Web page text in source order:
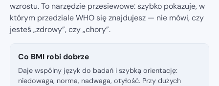
wzrostu. To narzędzie przesiewowe: szybko pokazuje, w
którym przedziale WHO się znajdujesz — nie mówi, czy
jesteś „zdrowy”, czy „chory”.
Co BMI robi dobrze
Daje wspólny język do badań i szybką orientację:
niedowaga, norma, nadwaga, otyłość. Przy dużych